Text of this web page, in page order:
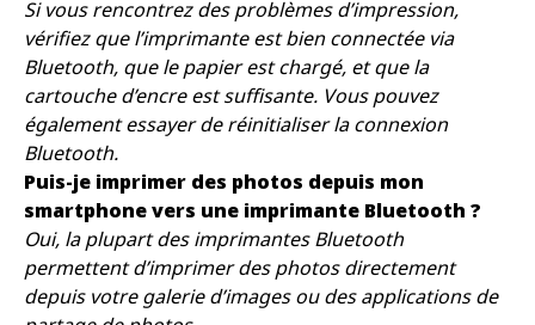
Si vous rencontrez des problèmes d’impression,
vérifiez que l’imprimante est bien connectée via
Bluetooth, que le papier est chargé, et que la
cartouche d’encre est suffisante. Vous pouvez
également essayer de réinitialiser la connexion
Bluetooth.
Puis-je imprimer des photos depuis mon
smartphone vers une imprimante Bluetooth ?
Oui, la plupart des imprimantes Bluetooth
permettent d’imprimer des photos directement
depuis votre galerie d’images ou des applications de